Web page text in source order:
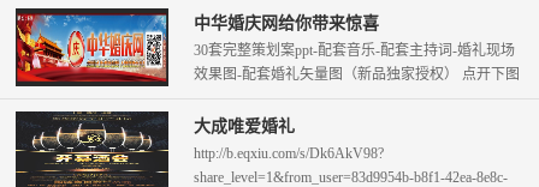
中华婚庆网给你带来惊喜
30套完整策划案ppt-配套音乐-配套主持词-婚礼现场
效果图-配套婚礼矢量图（新品独家授权） 点开下图
大成唯爱婚礼
http://b.eqxiu.com/s/Dk6AkV98?
share_level=1&from_user=83d9954b-b8f1-42ea-8e8c-